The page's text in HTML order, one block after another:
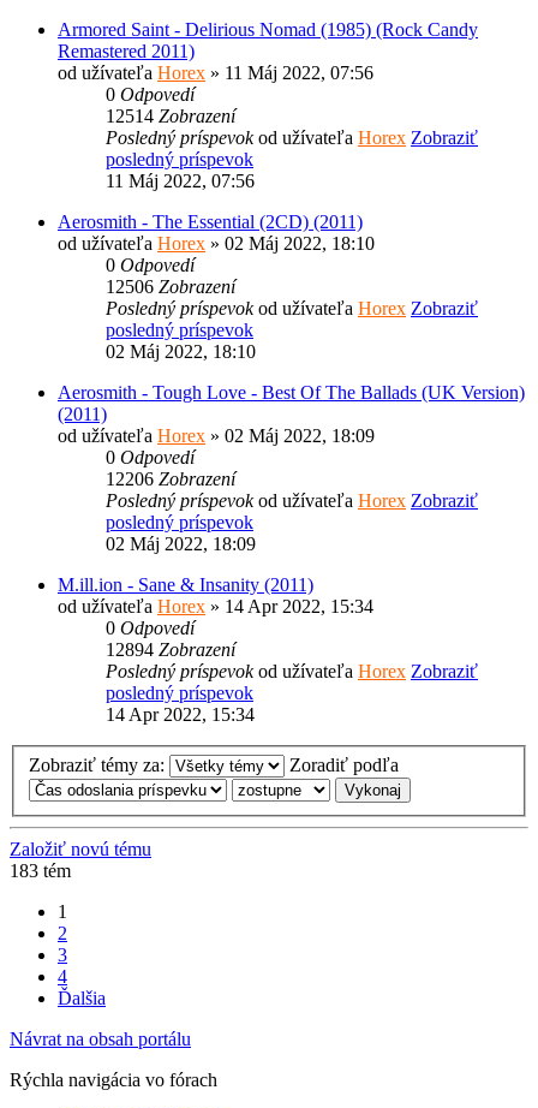
Armored Saint - Delirious Nomad (1985) (Rock Candy
Remastered 2011)
od užívateľa Horex » 11 Máj 2022, 07:56
0 Odpovedí
12514 Zobrazení
Posledný príspevokod užívateľa Horex Zobraziť
posledný príspevok
11 Máj 2022, 07:56
Aerosmith - The Essential (2CD) (2011)
od užívateľa Horex » 02 Máj 2022, 18:10
0 Odpovedí
12506 Zobrazení
Posledný príspevokod užívateľa Horex Zobraziť
posledný príspevok
02 Máj 2022, 18:10
Aerosmith - Tough Love - Best Of The Ballads (UK Version)
(2011)
od užívateľa Horex » 02 Máj 2022, 18:09
0 Odpovedí
12206 Zobrazení
Posledný príspevokod užívateľa Horex Zobraziť
posledný príspevok
02 Máj 2022, 18:09
M.ill.ion - Sane & Insanity (2011)
od užívateľa Horex » 14 Apr 2022, 15:34
0 Odpovedí
12894 Zobrazení
Posledný príspevokod užívateľa Horex Zobraziť
posledný príspevok
14 Apr 2022, 15:34
Zobraziť témy za: Zoradiť podľa
Založiť novú tému
183 tém
1
2
3
4
Ďalšia
Návrat na obsah portálu
Rýchla navigácia vo fórach